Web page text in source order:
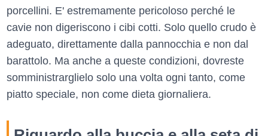
porcellini. E' estremamente pericoloso perché le
cavie non digeriscono i cibi cotti. Solo quello crudo è
adeguato, direttamente dalla pannocchia e non dal
barattolo. Ma anche a queste condizioni, dovreste
somministrarglielo solo una volta ogni tanto, come
piatto speciale, non come dieta giornaliera.